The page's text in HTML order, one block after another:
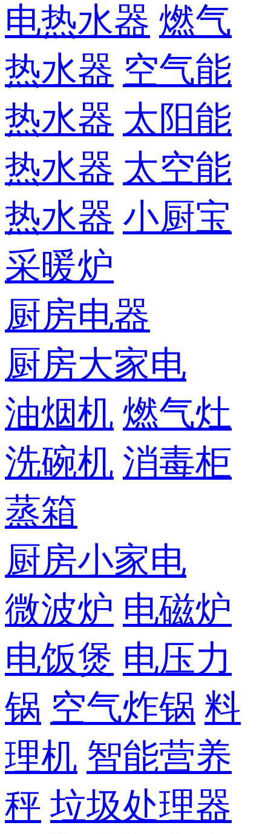
电热水器 燃气
热水器 空气能
热水器 太阳能
热水器 太空能
热水器 小厨宝
采暖炉
厨房电器
厨房大家电
油烟机 燃气灶
洗碗机 消毒柜
蒸箱
厨房小家电
微波炉 电磁炉
电饭煲 电压力
锅 空气炸锅 料
理机 智能营养
秤 垃圾处理器